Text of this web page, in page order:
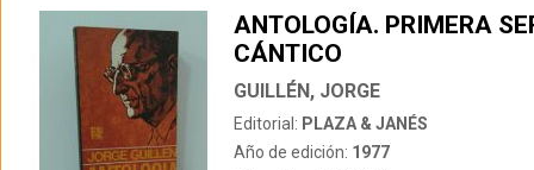
ANTOLOGÍA. PRIMERA
CÁNTICO
GUILLÉN, JORGE
Editorial: PLAZA & JANÉS
Año de edición: 1977